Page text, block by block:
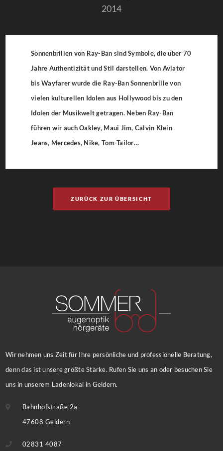
2014
Sonnenbrillen von Ray-Ban sind Symbole, die über 70
Jahre Authentizität und Stil darstellen. Von Aviator
bis Wayfarer wurde die Ray-Ban Sonnenbrille von
vielen kulturellen Idolen aus Hollywood bis zu den
Idolen der Musikwelt getragen. Neben Ray-Ban
führen wir auch Oakley, Maui Jim, Calvin Klein
Jeans, Mercedes, Nike, Tom-Tailor…
ZURÜCK ZUR ÜBERSICHT
Wir nehmen uns Zeit für Ihre persönliche und professionelle Beratung,
denn das ist unsere größte Stärke. Rufen Sie uns an oder besuchen Sie
uns in unserem Ladenlokal in Geldern.
Bahnhofstraße 2a
47608 Geldern
02831 4087